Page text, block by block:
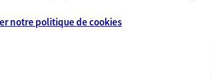
notre politique decookies